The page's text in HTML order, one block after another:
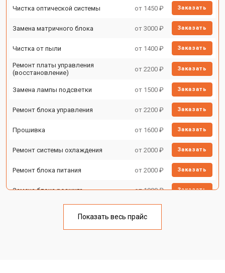
Чистка оптической системы от 1450 ₽ Заказать
Замена матричного блока от 3000 ₽ Заказать
Чистка от пыли от 1400 ₽ Заказать
Ремонт платы управления
(восстановление)
от 2200 ₽ Заказать
Замена лампы подсветки от 1500 ₽ Заказать
Ремонт блока управления от 2200 ₽ Заказать
Прошивка от 1600 ₽ Заказать
Ремонт системы охлаждения от 2000 ₽ Заказать
Ремонт блока питания от 2000 ₽ Заказать
Замена блока розжига от 1900 ₽ Заказать
Показать весь прайс